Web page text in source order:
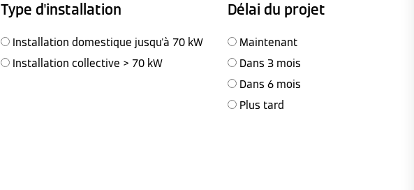
Type d'installation Délai du projet
Installation domestique jusqu'à 70 kW
Installation collective > 70 kW
Maintenant
Dans 3 mois
Dans 6 mois
Plus tard